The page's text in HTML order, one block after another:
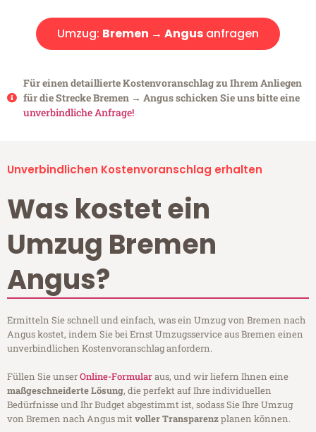
Umzug: Bremen → Angus anfragen
Für einen detaillierte Kostenvoranschlag zu Ihrem Anliegen
für die Strecke Bremen → Angus schicken Sie uns bitte eine
unverbindliche Anfrage!
Unverbindlichen Kostenvoranschlag erhalten
Was kostet ein
Umzug Bremen
Angus?
Ermitteln Sie schnell und einfach, was ein Umzug von Bremen nach
Angus kostet, indem Sie bei Ernst Umzugsservice aus Bremen einen
unverbindlichen Kostenvoranschlag anfordern.
Füllen Sie unserOnline-Formularaus, und wir liefern Ihnen eine
maßgeschneiderte Lösung, die perfekt auf Ihre individuellen
Bedürfnisse und Ihr Budget abgestimmt ist, sodass Sie Ihre Umzug
von Bremen nach Angus mitvoller Transparenzplanen können.